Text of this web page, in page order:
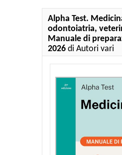
Alpha Test.
odontoiatria,
Manuale di
2026 di Autori vari